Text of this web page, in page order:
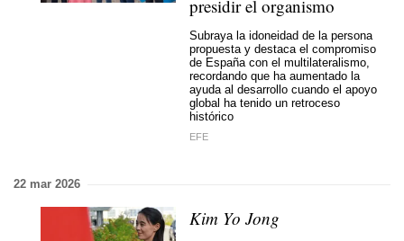
presidir el organismo
Subraya la idoneidad de la persona
propuesta y destaca el compromiso
de España con el multilateralismo,
recordando que ha aumentado la
ayuda al desarrollo cuando el apoyo
global ha tenido un retroceso
histórico
EFE
22 mar 2026
Kim Yo Jong